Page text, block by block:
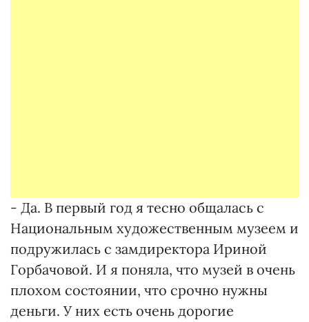
- Да. В первый год я тесно общалась с
Национальным художественным музеем и
подружилась с замдиректора Ириной
Горбачовой. И я поняла, что музей в очень
плохом состоянии, что срочно нужны
деньги. У них есть очень дорогие